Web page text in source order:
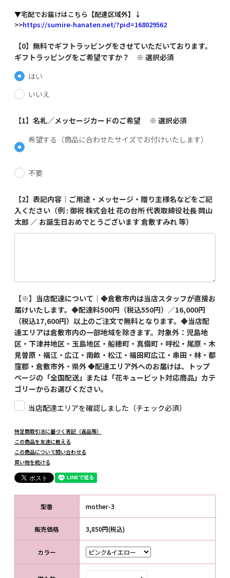
▼宅配でお届けはこちら【配達区域外】↓
>>https://sumire-hanaten.net/?pid=168029562
【0】無料でギフトラッピングをさせていただいております。
ギフトラッピングをご希望ですか？ ※ 選択必須
はい
いいえ
【1】名札／メッセージカードのご希望 ※ 選択必須
希望する（商品に合わせたサイズでお付けいたします）
不要
【2】表記内容｜ご用途・メッセージ・贈り主様名などをご記
入ください（例 : 御祝 株式会社 花の台所 代表取締役社長 岡山
太郎 ／ お誕生日おめでとうございます 倉敷すみれ 等）
【※】当店配達について｜◆倉敷市内は当店スタッフが直接お
届けいたします。◆配達料500円（税込550円）／16,000円
（税込17,600円）以上のご注文で無料となります。◆当店配
達エリアは倉敷市内の一部地域を除きます。対象外：児島地
区・下津井地区・玉島地区・船穂町・真備町・呼松・尾原・木
見曽原・福江・広江・南畝・松江・福田町広江・串田・林・都
窪郡・倉敷市外・県外 ◆配達エリア外へのお届けは、トップ
ページの「全国配送」または「花キューピット対応商品」カテ
ゴリーからお選びください。
当店配達エリアを確認しました（チェック必須）
特定商取引法に基づく表記（返品等）
この商品を友達に教える
この商品について問い合わせる
買い物を続ける
型番 mother-3
販売価格 3,850円(税込)
カラー